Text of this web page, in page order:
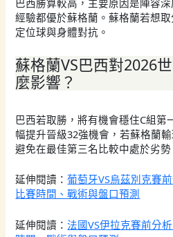
巴西勝算較高，主要原因是陣容
經驗都優於蘇格蘭。蘇格蘭若想
定位球與身體對抗。
蘇格蘭VS巴西對2026
麼影響？
巴西若取勝，將有機會穩住C組第
幅提升晉級32強機會，若蘇格蘭
避免在最佳第三名比較中處於劣勢
延伸閱讀：葡萄牙VS烏茲別克賽
比賽時間、戰術與盤口預測
延伸閱讀：法國VS伊拉克賽前分